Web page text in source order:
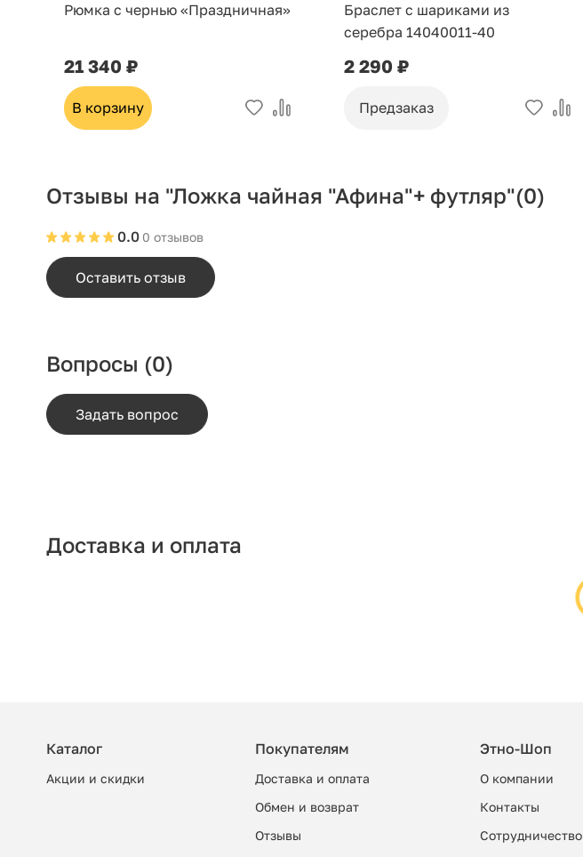
Рюмка с чернью «Праздничная»
21 340 ₽
В корзину
Браслет с шариками из
серебра 14040011-40
2 290 ₽
Предзаказ
Отзывы на "Ложка чайная "Афина"+ футляр"(0)
0 отзывов
0.0
Оставить отзыв
Вопросы (0)
Задать вопрос
Доставка и оплата
Каталог
Акции и скидки
Покупателям
Доставка и оплата
Обмен и возврат
Отзывы
Этно-Шоп
О компании
Контакты
Сотрудничество